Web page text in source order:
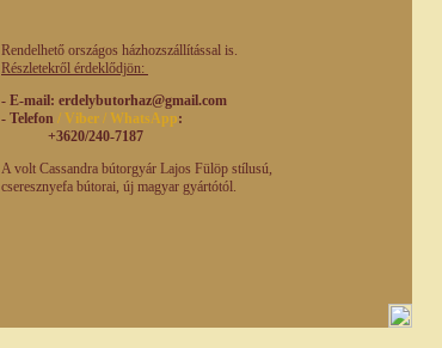
Rendelhető országos házhozszállítással is.
Részletekről érdeklődjön:
- E-mail: erdelybutorhaz@gmail.com
- Telefon / Viber / WhatsApp:
+3620/240-7187
A volt Cassandra bútorgyár Lajos Fülöp stílusú,
cseresznyefa bútorai, új magyar gyártótól.